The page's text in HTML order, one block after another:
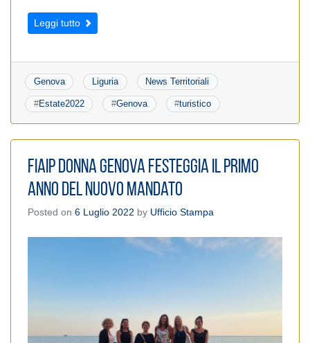
Leggi tutto
Genova Liguria News Territoriali
#Estate2022 #Genova #turistico
FIAIP Donna Genova festeggia il primo
anno del nuovo mandato
Posted on 6 Luglio 2022 by Ufficio Stampa